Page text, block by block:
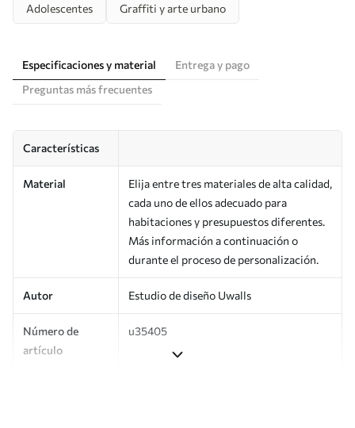
Adolescentes Graffiti y arte urbano
Especificaciones y material
Entrega y pago
Preguntas más frecuentes
Características
Material
Elija entre tres materiales de alta calidad,
cada uno de ellos adecuado para
habitaciones y presupuestos diferentes.
Más información a continuación o
durante el proceso de personalización.
Autor Estudio de diseño Uwalls
Número de
artículo
u35405